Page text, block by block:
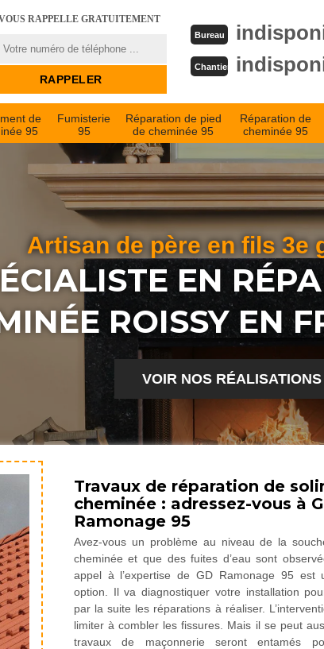
RAPPELLE GRATUITEMENT
Bureau
Chantier
de
95
Fumisterie
95
Réparation de pied
de cheminée 95
Réparation de
cheminée 95
Artisan de père en fils 3e
EN
ROISSY EN
VOIR NOS RÉALISATIONS
Travaux de réparation de
cheminée : adressez-vous à
Ramonage 95
Avez-vous un problème au niveau de la
cheminée et que des fuites d’eau sont
appel à l’expertise de GD Ramonage 95 est
option. Il va diagnostiquer votre installation
par la suite les réparations à réaliser.
limiter à combler les fissures. Mais il se peut
travaux de maçonnerie seront entamés